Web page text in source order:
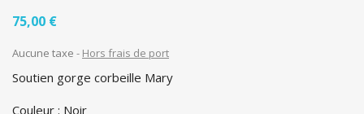
75,00 €
Aucune taxe Hors frais de port
Soutien gorge corbeille Mary
Couleur : Noir